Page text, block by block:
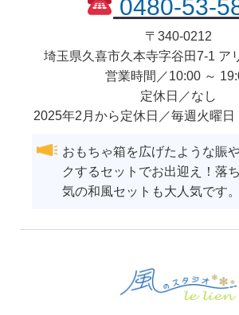
0480-53-
〒 340-0212
埼玉県久喜市久本寺字谷田7-1 ア
営業時間／10:00 ～
定休日／なし
2025年2月から定休日／毎週火曜日
おもちゃ箱を広げたような賑
クするセットでお出迎え！落
気の和風セットも大人気です。